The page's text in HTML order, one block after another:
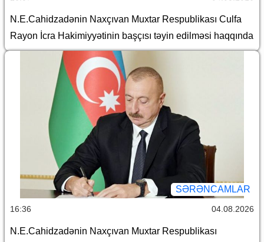
N.E.Cahidzadənin Naxçıvan Muxtar Respublikası Culfa
Rayon İcra Hakimiyyətinin başçısı təyin edilməsi haqqında
SƏRƏNCAMLAR
16:36 04.08.2026
N.E.Cahidzadənin Naxçıvan Muxtar Respublikası